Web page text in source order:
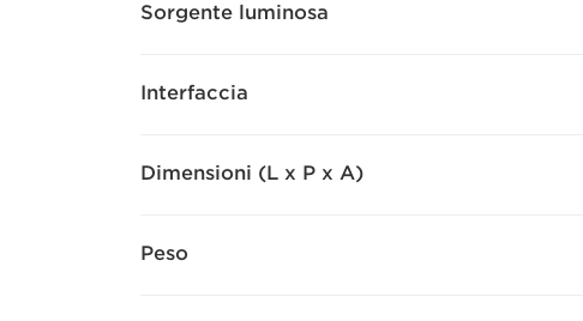
Sorgente luminosa
Interfaccia
Dimensioni (L x P x A)
Peso